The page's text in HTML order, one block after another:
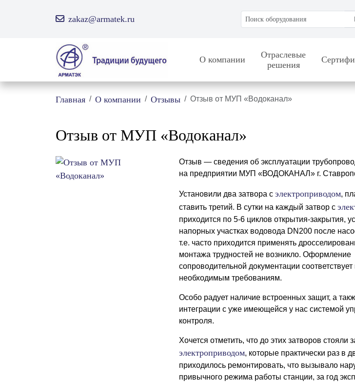
zakaz@armatek.ru Поиск оборудования
О компании
Отраслевые
решения
Главная О компании Отзывы Отзыв от МУП «Водоканал»
Отзыв от МУП «Водоканал»
Отзыв — сведения об эксплуатации
на предприятии МУП «ВОДОКАНАЛ» г.
Установили два затвора сэлектроприводом,
ставить третий. В сутки на каждый затвор с
приходится по 5-6 циклов открытия-закрытия,
напорных участках водовода DN200 после
т.е. часто приходится применять
монтажа трудностей не возникло. Оформление
сопроводительной документации
необходимым требованиям.
Особо радует наличие встроенных защит, а
интеграции с уже имеющейся у нас системой
контроля.
Хочется отметить, что до этих затворов стояли
электроприводом, которые практически раз в
приходилось ремонтировать, что вызывало
привычного режима работы станции, за год